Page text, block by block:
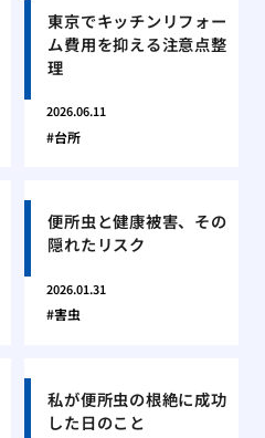
東京でキッチンリフォー
ム費用を抑える注意点整
理
2026.06.11
台所
便所虫と健康被害、その
隠れたリスク
2026.01.31
害虫
私が便所虫の根絶に成功
した日のこと